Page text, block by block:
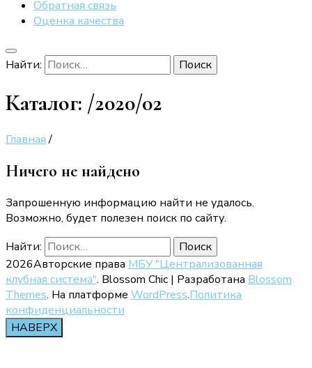
Обратная связь
Оценка качества
Найти:
Каталог: /2020/02
Главная /
Ничего не найдено
Запрошенную информацию найти не удалось.
Возможно, будет полезен поиск по сайту.
Найти:
2026Авторские права МБУ "Централизованная
клубная система". Blossom Chic | Разработана Blossom
Themes. На платформе WordPress.Политика
конфиденциальности
НАВЕРХ